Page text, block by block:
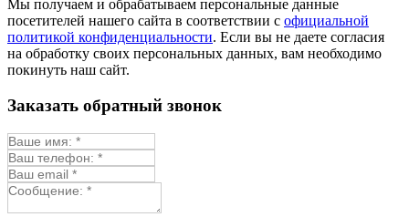
Мы получаем и обрабатываем персональные данные
посетителей нашего сайта в соответствии с официальной
политикой конфиденциальности. Если вы не даете согласия
на обработку своих персональных данных, вам необходимо
покинуть наш сайт.
Заказать обратный звонок